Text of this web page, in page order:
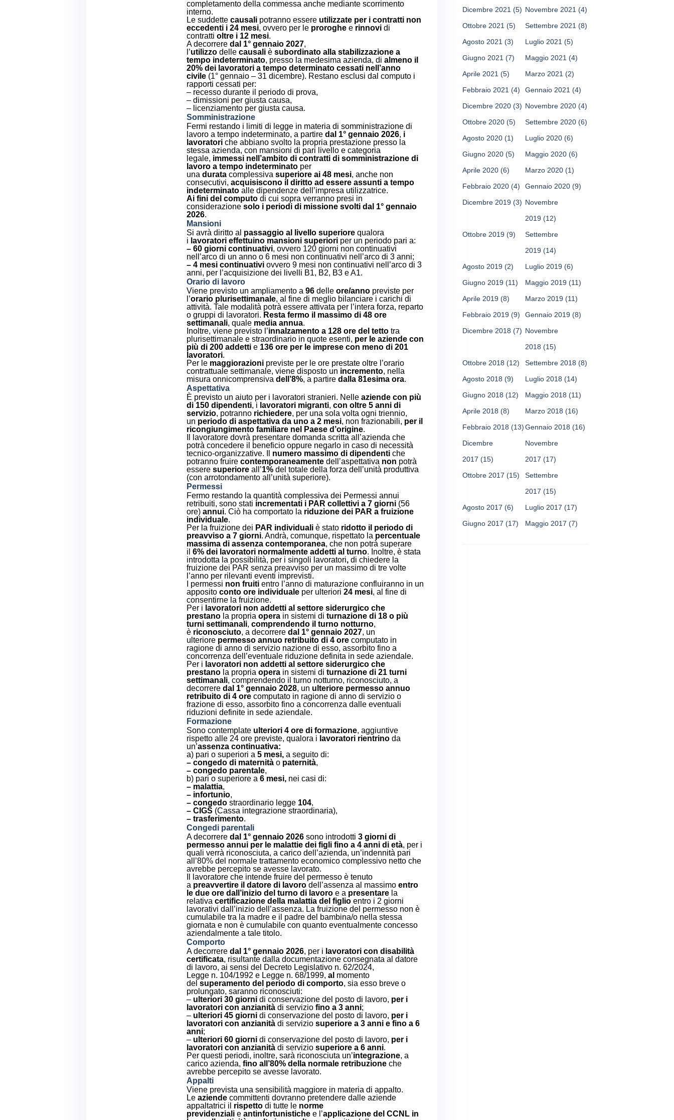
completamento della commessa anche mediante scorrimento
interno.
Le suddette causali potranno essere utilizzate per i contratti non
eccedenti i 24 mesi, ovvero per le proroghe e rinnovi di
contratti oltre i 12 mesi.
A decorrere dal 1° gennaio 2027,
l’utilizzo delle causali è subordinato alla stabilizzazione a
tempo indeterminato, presso la medesima azienda, di almeno il
20% dei lavoratori a tempo determinato cessati nell’anno
civile (1° gennaio – 31 dicembre). Restano esclusi dal computo i
rapporti cessati per:
– recesso durante il periodo di prova,
– dimissioni per giusta causa,
– licenziamento per giusta causa.
Somministrazione
Fermi restando i limiti di legge in materia di somministrazione di
lavoro a tempo indeterminato, a partire dal 1° gennaio 2026, i
lavoratori che abbiano svolto la propria prestazione presso la
stessa azienda, con mansioni di pari livello e categoria
legale, immessi nell’ambito di contratti di somministrazione di
lavoro a tempo indeterminato per
una durata complessiva superiore ai 48 mesi, anche non
consecutivi, acquisiscono il diritto ad essere assunti a tempo
indeterminato alle dipendenze dell’impresa utilizzatrice.
Ai fini del computo di cui sopra verranno presi in
considerazione solo i periodi di missione svolti dal 1° gennaio
2026.
Mansioni
Si avrà diritto al passaggio al livello superiore qualora
i lavoratori effettuino mansioni superiori per un periodo pari a:
– 60 giorni continuativi, ovvero 120 giorni non continuativi
nell’arco di un anno o 6 mesi non continuativi nell’arco di 3 anni;
– 4 mesi continuativi ovvero 9 mesi non continuativi nell’arco di 3
anni, per l’acquisizione dei livelli B1, B2, B3 e A1.
Orario di lavoro
Viene previsto un ampliamento a 96 delle ore/anno previste per
l’orario plurisettimanale, al fine di meglio bilanciare i carichi di
attività. Tale modalità potrà essere attivata per l’intera forza, reparto
o gruppi di lavoratori. Resta fermo il massimo di 48 ore
settimanali, quale media annua.
Inoltre, viene previsto l’innalzamento a 128 ore del tetto tra
plurisettimanale e straordinario in quote esenti, per le aziende con
più di 200 addetti e 136 ore per le imprese con meno di 201
lavoratori.
Per le maggiorazioni previste per le ore prestate oltre l’orario
contrattuale settimanale, viene disposto un incremento, nella
misura onnicomprensiva dell’8%, a partire dalla 81esima ora.
Aspettativa
È previsto un aiuto per i lavoratori stranieri. Nelle aziende con più
di 150 dipendenti, i lavoratori migranti, con oltre 5 anni di
servizio, potranno richiedere, per una sola volta ogni triennio,
un periodo di aspettativa da uno a 2 mesi, non frazionabili, per il
ricongiungimento familiare nel Paese d’origine.
Il lavoratore dovrà presentare domanda scritta all’azienda che
potrà concedere il beneficio oppure negarlo in caso di necessità
tecnico-organizzative. Il numero massimo di dipendenti che
potranno fruire contemporaneamente dell’aspettativa non potrà
essere superiore all’1% del totale della forza dell’unità produttiva
(con arrotondamento all’unità superiore).
Permessi
Fermo restando la quantità complessiva dei Permessi annui
retribuiti, sono stati incrementati i PAR collettivi a 7 giorni (56
ore) annui. Ciò ha comportato la riduzione dei PAR a fruizione
individuale.
Per la fruizione dei PAR individuali è stato ridotto il periodo di
preavviso a 7 giorni. Andrà, comunque, rispettato la percentuale
massima di assenza contemporanea, che non potrà superare
il 6% dei lavoratori normalmente addetti al turno. Inoltre, è stata
introdotta la possibilità, per i singoli lavoratori, di chiedere la
fruizione dei PAR senza preavviso per un massimo di tre volte
l’anno per rilevanti eventi imprevisti.
I permessi non fruiti entro l’anno di maturazione confluiranno in un
apposito conto ore individuale per ulteriori 24 mesi, al fine di
consentirne la fruizione.
Per i lavoratori non addetti al settore siderurgico che
prestano la propria opera in sistemi di turnazione di 18 o più
turni settimanali, comprendendo il turno notturno,
è riconosciuto, a decorrere dal 1° gennaio 2027, un
ulteriore permesso annuo retribuito di 4 ore computato in
ragione di anno di servizio nazione di esso, assorbito fino a
concorrenza dell’eventuale riduzione definita in sede aziendale.
Per i lavoratori non addetti al settore siderurgico che
prestano la propria opera in sistemi di turnazione di 21 turni
settimanali, comprendendo il turno notturno, riconosciuto, a
decorrere dal 1° gennaio 2028, un ulteriore permesso annuo
retribuito di 4 ore computato in ragione di anno di servizio o
frazione di esso, assorbito fino a concorrenza dalle eventuali
riduzioni definite in sede aziendale.
Formazione
Sono contemplate ulteriori 4 ore di formazione, aggiuntive
rispetto alle 24 ore previste, qualora i lavoratori rientrino da
un’assenza continuativa:
a) pari o superiori a 5 mesi, a seguito di:
– congedo di maternità o paternità,
– congedo parentale,
b) pari o superiore a 6 mesi, nei casi di:
– malattia,
– infortunio,
– congedo straordinario legge 104,
– CIGS (Cassa integrazione straordinaria),
– trasferimento.
Congedi parentali
A decorrere dal 1° gennaio 2026 sono introdotti 3 giorni di
permesso annui per le malattie dei figli fino a 4 anni di età, per i
quali verrà riconosciuta, a carico dell’azienda, un’indennità pari
all’80% del normale trattamento economico complessivo netto che
avrebbe percepito se avesse lavorato.
Il lavoratore che intende fruire del permesso è tenuto
a preavvertire il datore di lavoro dell’assenza al massimo entro
le due ore dall’inizio del turno di lavoro e a presentare la
relativa certificazione della malattia del figlio entro i 2 giorni
lavorativi dall’inizio dell’assenza. La fruizione del permesso non è
cumulabile tra la madre e il padre del bambina/o nella stessa
giornata e non è cumulabile con quanto eventualmente concesso
aziendalmente a tale titolo.
Comporto
A decorrere dal 1° gennaio 2026, per i lavoratori con disabilità
certificata, risultante dalla documentazione consegnata al datore
di lavoro, ai sensi del Decreto Legislativo n. 62/2024,
Legge n. 104/1992 e Legge n. 68/1999, al momento
del superamento del periodo di comporto, sia esso breve o
prolungato, saranno riconosciuti:
– ulteriori 30 giorni di conservazione del posto di lavoro, per i
lavoratori con anzianità di servizio fino a 3 anni;
– ulteriori 45 giorni di conservazione del posto di lavoro, per i
lavoratori con anzianità di servizio superiore a 3 anni e fino a 6
anni;
– ulteriori 60 giorni di conservazione del posto di lavoro, per i
lavoratori con anzianità di servizio superiore a 6 anni.
Per questi periodi, inoltre, sarà riconosciuta un’integrazione, a
carico azienda, fino all’80% della normale retribuzione che
avrebbe percepito se avesse lavorato.
Appalti
Viene prevista una sensibilità maggiore in materia di appalto.
Le aziende committenti dovranno pretendere dalle aziende
appaltatrici il rispetto di tutte le norme
previdenziali e antinfortunistiche e l’applicazione del CCNL in
Dicembre 2021 (5) Novembre 2021 (4)
Ottobre 2021 (5) Settembre 2021 (8)
Agosto 2021 (3) Luglio 2021 (5)
Giugno 2021 (7) Maggio 2021 (4)
Aprile 2021 (5) Marzo 2021 (2)
Febbraio 2021 (4) Gennaio 2021 (4)
Dicembre 2020 (3) Novembre 2020 (4)
Ottobre 2020 (5) Settembre 2020 (6)
Agosto 2020 (1) Luglio 2020 (6)
Giugno 2020 (5) Maggio 2020 (6)
Aprile 2020 (6) Marzo 2020 (1)
Febbraio 2020 (4) Gennaio 2020 (9)
Dicembre 2019 (3) Novembre
2019 (12)
Ottobre 2019 (9)
Settembre
2019 (14)
Agosto 2019 (2) Luglio 2019 (6)
Giugno 2019 (11) Maggio 2019 (11)
Aprile 2019 (8) Marzo 2019 (11)
Febbraio 2019 (9) Gennaio 2019 (8)
Dicembre 2018 (7) Novembre
2018 (15)
Ottobre 2018 (12) Settembre 2018 (8)
Agosto 2018 (9) Luglio 2018 (14)
Giugno 2018 (12) Maggio 2018 (11)
Aprile 2018 (8) Marzo 2018 (16)
Febbraio 2018 (13)Gennaio 2018 (16)
Dicembre
2017 (15)
Novembre
2017 (17)
Ottobre 2017 (15)
Settembre
2017 (15)
Agosto 2017 (6) Luglio 2017 (17)
Giugno 2017 (17) Maggio 2017 (7)